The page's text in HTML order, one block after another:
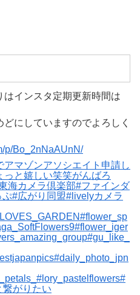
インスタ定期更新時間は
にしていますのでよろしく
アマゾンアソシエイト申請し
と嬉しい笑笑がんばろ
海カメラ倶楽部#ファインダ
#広がり同盟#livelyカメラ
がりたい